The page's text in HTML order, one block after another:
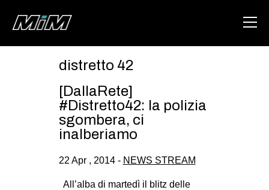
ABOUT
AREA
distretto 42
[DallaRete]
#Distretto42: la polizia
sgombera, ci
inalberiamo
22 Apr , 2014 - NEWS STREAM
All’alba di martedì il blitz delle